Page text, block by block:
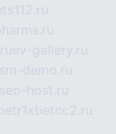
ev-gallery.ru
demo.ru
host.ru